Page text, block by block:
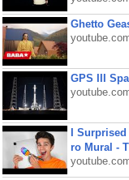
Ghetto
GPS III
I
ro Mural -